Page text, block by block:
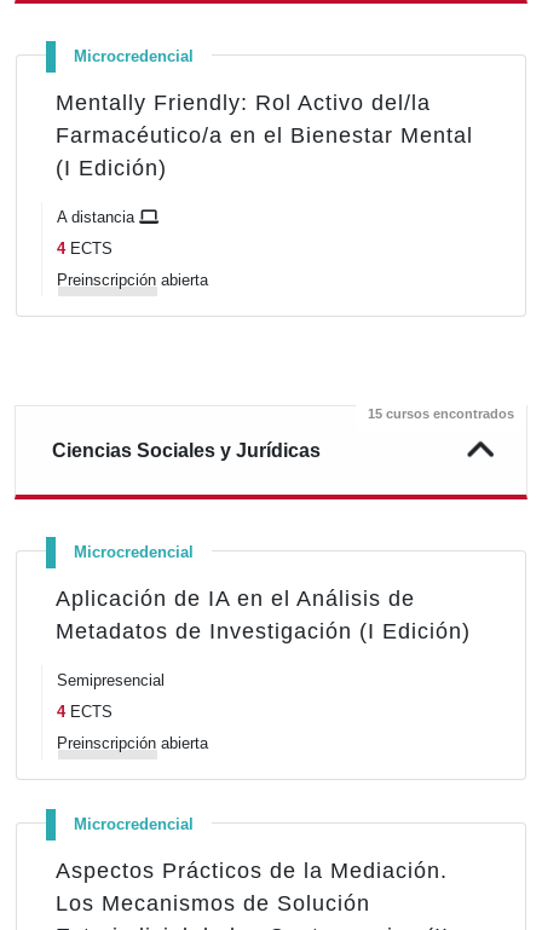
Microcredencial
Mentally Friendly: Rol Activo del/la
Farmacéutico/a en el Bienestar Mental
(I Edición)
A distancia
4ECTS
Preinscripción abierta
Ciencias Sociales y Jurídicas
15 cursos encontrados
Microcredencial
Aplicación de IA en el Análisis de
Metadatos de Investigación (I Edición)
Semipresencial
4ECTS
Preinscripción abierta
Microcredencial
Aspectos Prácticos de la Mediación.
Los Mecanismos de Solución